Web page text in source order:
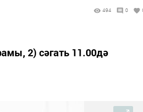
494 0
2) сәгать 11.00дә